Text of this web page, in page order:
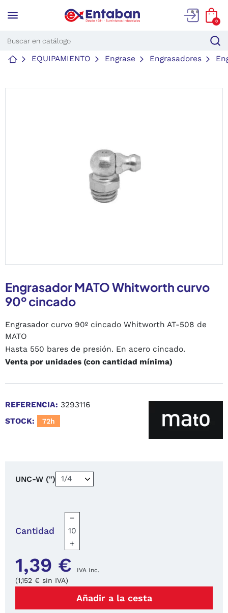
menu 0
EQUIPAMIENTO Engrase Engrasadores
Engrasador MATO Whitworth curvo
90º cincado
Engrasador curvo 90º cincado Whitworth AT-508 de
MATO
Hasta 550 bares de presión. En acero cincado.
Venta por unidades (con cantidad mínima)
REFERENCIA: 3293116
STOCK:
72h
UNC-W (")
Cantidad
−
+
1,39 € IVA Inc.
(1,152 € sin IVA)
Añadir a la cesta